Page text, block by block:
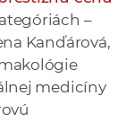
a
c
v
–
Kanďárová,
medicíny